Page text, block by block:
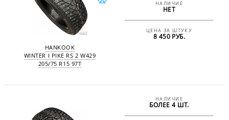
HANKOOK
WINTER I PIKE RS 2 W429
205/75 R15 97T
НАЛИЧИЕ
НЕТ
ЦЕНА ЗА ШТУКУ
8 450 РУБ.
НАЛИЧИЕ
БОЛЕЕ 4 ШТ.